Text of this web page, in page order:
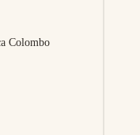
Colombo